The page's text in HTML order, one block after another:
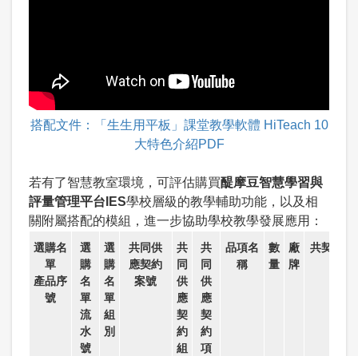
搭配文件：「生生用平板」課堂教學軟體 HiTeach 10
大特色介紹PDF
若有了智慧教室環境，可評估購買醍摩豆智慧學習與
評量管理平台IES學校層級的教學輔助功能，以及相
關附屬搭配的模組，進一步協助學校教學發展應用：
選購名
單
產品序
號
選
購
名
單
流
水
號
選
購
名
單
組
別
共同供
應契約
案號
共
同
供
應
契
約
組
共
同
供
應
契
約
項
品項名
稱
數
量
廠
牌
共契價/